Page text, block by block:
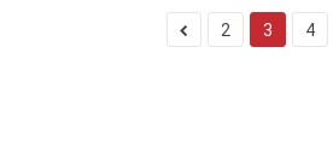
2 3 4